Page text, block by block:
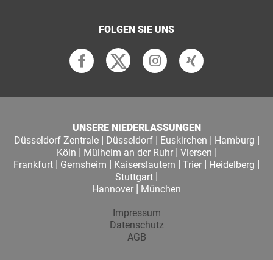
FOLGEN SIE UNS
UNSERE NIEDERLASSUNGEN
Düsseldorf Zentrale| Düsseldorf| Euskirchen | Hamburg |
Köln | Mülheim an der Ruhr| Viersen |
Frankfurt | Gernsheim | Kaiserslautern | Trier | Heidelberg |
Stuttgart |
Hannover | München
Impressum
Datenschutz
AGB